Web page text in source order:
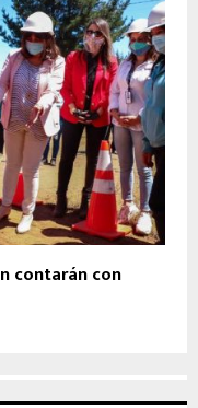
contarán con